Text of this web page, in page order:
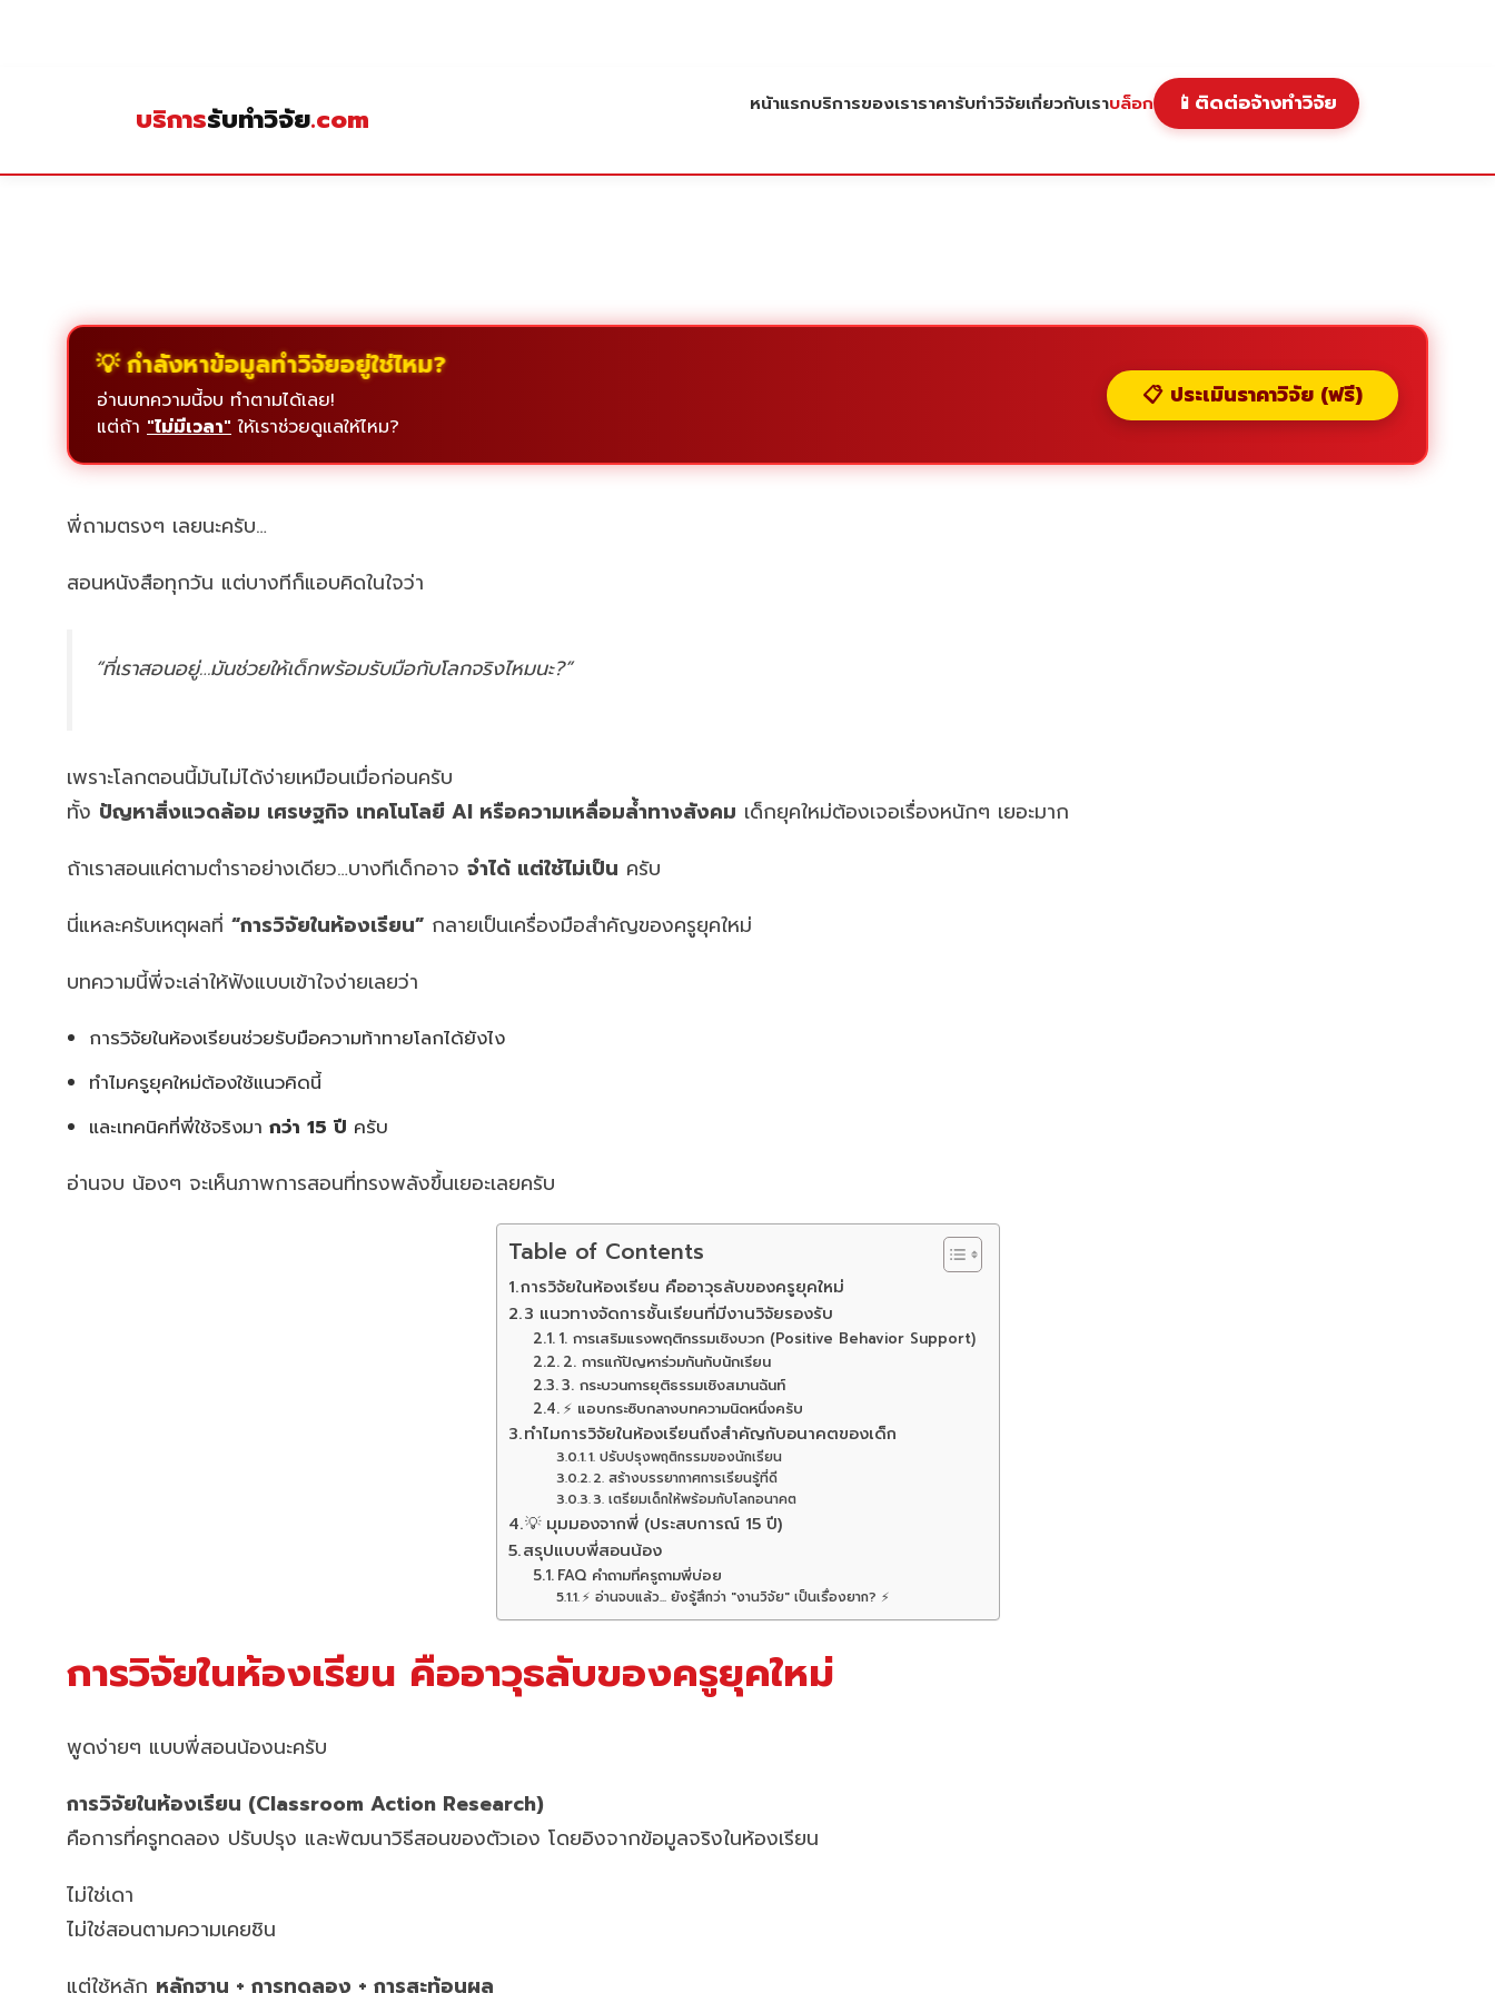
บริการรับทำวิจัย.com หน้าแรกบริการของเราราคารับทำวิจัยเกี่ยวกับเราบล็อก 📱 ติดต่อจ้างทำวิจัย
💡 กำลังหาข้อมูลทำวิจัยอยู่ใช่ไหม?
อ่านบทความนี้จบ ทำตามได้เลย!
แต่ถ้า "ไม่มีเวลา" ให้เราช่วยดูแลให้ไหม?
📋 ประเมินราคาวิจัย (ฟรี)
พี่ถามตรงๆ เลยนะครับ…
สอนหนังสือทุกวัน แต่บางทีก็แอบคิดในใจว่า
“ที่เราสอนอยู่…มันช่วยให้เด็กพร้อมรับมือกับโลกจริงไหมนะ?”
เพราะโลกตอนนี้มันไม่ได้ง่ายเหมือนเมื่อก่อนครับ
ทั้ง ปัญหาสิ่งแวดล้อม เศรษฐกิจ เทคโนโลยี AI หรือความเหลื่อมล้ำทางสังคม เด็กยุคใหม่ต้องเจอเรื่องหนักๆ เยอะมาก
ถ้าเราสอนแค่ตามตำราอย่างเดียว…บางทีเด็กอาจ จำได้ แต่ใช้ไม่เป็น ครับ
นี่แหละครับเหตุผลที่ “การวิจัยในห้องเรียน” กลายเป็นเครื่องมือสำคัญของครูยุคใหม่
บทความนี้พี่จะเล่าให้ฟังแบบเข้าใจง่ายเลยว่า
การวิจัยในห้องเรียนช่วยรับมือความท้าทายโลกได้ยังไง
ทำไมครูยุคใหม่ต้องใช้แนวคิดนี้
และเทคนิคที่พี่ใช้จริงมา กว่า 15 ปี ครับ
อ่านจบ น้องๆ จะเห็นภาพการสอนที่ทรงพลังขึ้นเยอะเลยครับ
Table of Contents
การวิจัยในห้องเรียน คืออาวุธลับของครูยุคใหม่
3 แนวทางจัดการชั้นเรียนที่มีงานวิจัยรองรับ
1. การเสริมแรงพฤติกรรมเชิงบวก (Positive Behavior Support)
2. การแก้ปัญหาร่วมกันกับนักเรียน
3. กระบวนการยุติธรรมเชิงสมานฉันท์
⚡ แอบกระซิบกลางบทความนิดหนึ่งครับ
ทำไมการวิจัยในห้องเรียนถึงสำคัญกับอนาคตของเด็ก
1. ปรับปรุงพฤติกรรมของนักเรียน
2. สร้างบรรยากาศการเรียนรู้ที่ดี
3. เตรียมเด็กให้พร้อมกับโลกอนาคต
💡 มุมมองจากพี่ (ประสบการณ์ 15 ปี)
สรุปแบบพี่สอนน้อง
FAQ คำถามที่ครูถามพี่บ่อย
⚡ อ่านจบแล้ว... ยังรู้สึกว่า "งานวิจัย" เป็นเรื่องยาก? ⚡
การวิจัยในห้องเรียน คืออาวุธลับของครูยุคใหม่
พูดง่ายๆ แบบพี่สอนน้องนะครับ
การวิจัยในห้องเรียน (Classroom Action Research)
คือการที่ครูทดลอง ปรับปรุง และพัฒนาวิธีสอนของตัวเอง โดยอิงจากข้อมูลจริงในห้องเรียน
ไม่ใช่เดา
ไม่ใช่สอนตามความเคยชิน
แต่ใช้หลัก หลักฐาน + การทดลอง + การสะท้อนผล